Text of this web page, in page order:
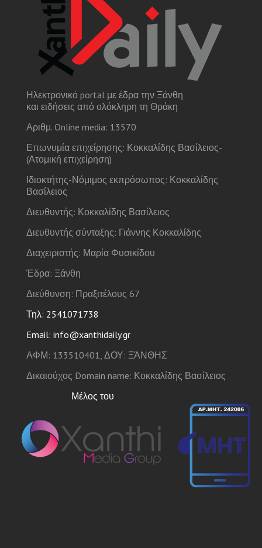
Ηλεκτρονικό portal με έδρα την Ξάνθη
και ειδήσεις από ολόκληρη τη Θράκη
Αριθμ. Online media: 13570
Επωνυμία επιχείρησης: Κοκκαλίδης Βασίλειος-
(Ατομική επιχείρηση)
Ιδιοκτήτης-Νόμιμος εκπρόσωπος: Κοκκαλίδης
Βασίλειος
Διευθυντής: Κοκκαλίδης Βασίλειος
Διευθυντής σύνταξης: Γιάννης Κοκκαλίδης
Διαχειριστής: Μαρία Φυσικίδου
Έδρα: Ξάνθη
Διεύθυνση: Πραξιτέλους 67
Τηλ: 2541071738
Email: info@xanthidaily.gr
ΑΦΜ: 133510401, ΔΟΥ: ΞΆΝΘΗΣ
Δικαιούχος Domain name: Κοκκαλίδης Βασίλειος
Μέλος του